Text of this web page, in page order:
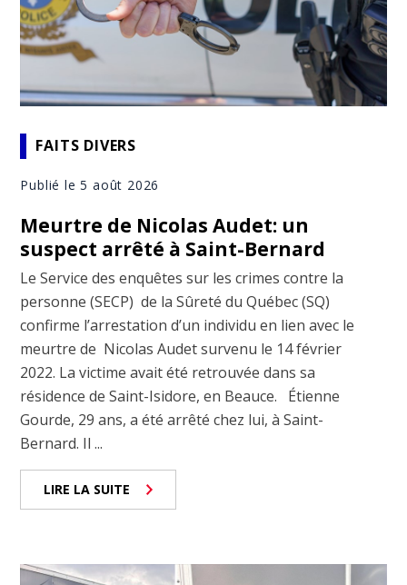
FAITS DIVERS
Publié le 5 août 2026
Meurtre de Nicolas Audet: un
suspect arrêté à Saint-Bernard
Le Service des enquêtes sur les crimes contre la
personne (SECP) de la Sûreté du Québec (SQ)
confirme l’arrestation d’un individu en lien avec le
meurtre de Nicolas Audet survenu le 14 février
2022. La victime avait été retrouvée dans sa
résidence de Saint-Isidore, en Beauce. Étienne
Gourde, 29 ans, a été arrêté chez lui, à Saint-
Bernard. Il ...
LIRE LA SUITE